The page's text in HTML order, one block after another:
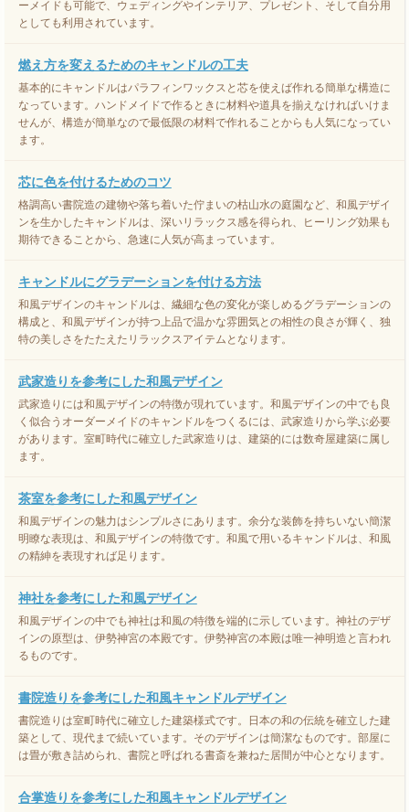
ーメイドも可能で、ウェディングやインテリア、プレゼント、そして自分用
としても利用されています。
燃え方を変えるためのキャンドルの工夫
基本的にキャンドルはパラフィンワックスと芯を使えば作れる簡単な構造に
なっています。ハンドメイドで作るときに材料や道具を揃えなければいけま
せんが、構造が簡単なので最低限の材料で作れることからも人気になってい
ます。
芯に色を付けるためのコツ
格調高い書院造の建物や落ち着いた佇まいの枯山水の庭園など、和風デザイ
ンを生かしたキャンドルは、深いリラックス感を得られ、ヒーリング効果も
期待できることから、急速に人気が高まっています。
キャンドルにグラデーションを付ける方法
和風デザインのキャンドルは、繊細な色の変化が楽しめるグラデーションの
構成と、和風デザインが持つ上品で温かな雰囲気との相性の良さが輝く、独
特の美しさをたたえたリラックスアイテムとなります。
武家造りを参考にした和風デザイン
武家造りには和風デザインの特徴が現れています。和風デザインの中でも良
く似合うオーダーメイドのキャンドルをつくるには、武家造りから学ぶ必要
があります。室町時代に確立した武家造りは、建築的には数奇屋建築に属し
ます。
茶室を参考にした和風デザイン
和風デザインの魅力はシンプルさにあります。余分な装飾を持ちいない簡潔
明瞭な表現は、和風デザインの特徴です。和風で用いるキャンドルは、和風
の精紳を表現すれば足ります。
神社を参考にした和風デザイン
和風デザインの中でも神社は和風の特徴を端的に示しています。神社のデザ
インの原型は、伊勢神宮の本殿です。伊勢神宮の本殿は唯一神明造と言われ
るものです。
書院造りを参考にした和風キャンドルデザイン
書院造りは室町時代に確立した建築様式です。日本の和の伝統を確立した建
築として、現代まで続いています。そのデザインは簡潔なものです。部屋に
は畳が敷き詰められ、書院と呼ばれる書斎を兼ねた居間が中心となります。
合掌造りを参考にした和風キャンドルデザイン